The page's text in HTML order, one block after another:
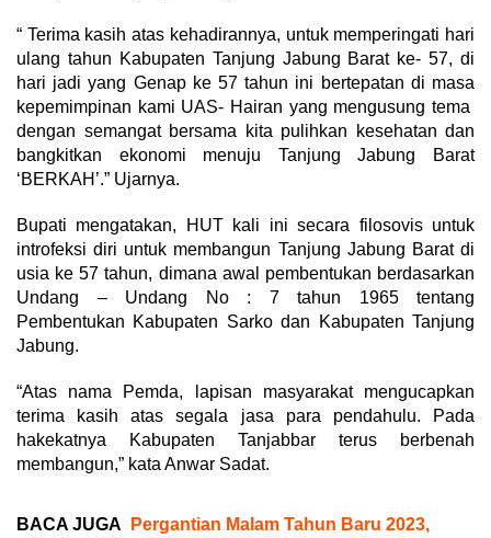
“ Terima kasih atas kehadirannya, untuk memperingati hari
ulang tahun Kabupaten Tanjung Jabung Barat ke- 57, di
hari jadi yang Genap ke 57 tahun ini bertepatan di masa
kepemimpinan kami UAS- Hairan yang mengusung tema
dengan semangat bersama kita pulihkan kesehatan dan
bangkitkan ekonomi menuju Tanjung Jabung Barat
‘BERKAH’.” Ujarnya.
Bupati mengatakan, HUT kali ini secara filosovis untuk
introfeksi diri untuk membangun Tanjung Jabung Barat di
usia ke 57 tahun, dimana awal pembentukan berdasarkan
Undang – Undang No : 7 tahun 1965 tentang
Pembentukan Kabupaten Sarko dan Kabupaten Tanjung
Jabung.
“Atas nama Pemda, lapisan masyarakat mengucapkan
terima kasih atas segala jasa para pendahulu. Pada
hakekatnya Kabupaten Tanjabbar terus berbenah
membangun,” kata Anwar Sadat.
BACA JUGA
Pergantian Malam Tahun Baru 2023,